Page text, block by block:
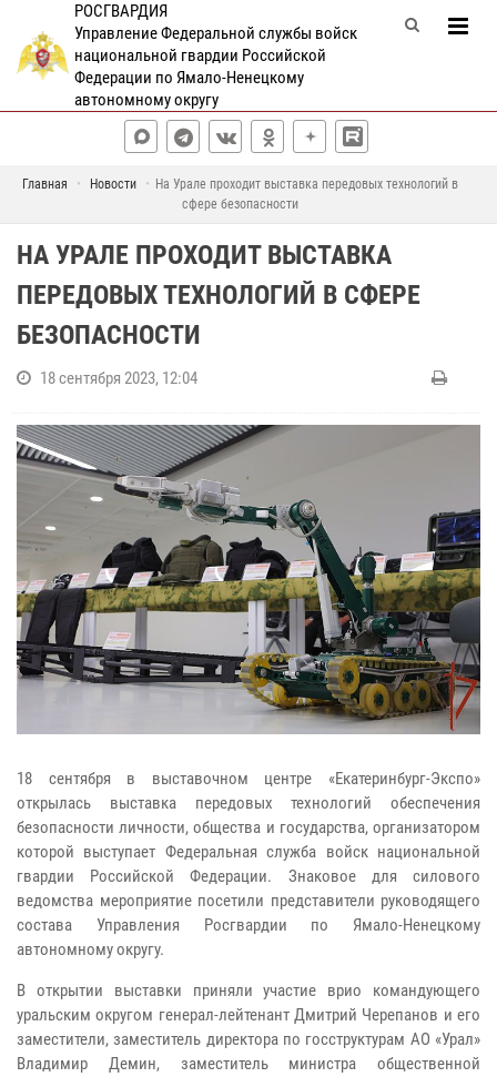
РОСГВАРДИЯ
Управление Федеральной службы войск
национальной гвардии Российской
Федерации по Ямало-Ненецкому
автономному округу
Главная Новости
На Урале проходит выставка передовых технологий в
сфере безопасности
НА УРАЛЕ ПРОХОДИТ ВЫСТАВКА
ПЕРЕДОВЫХ ТЕХНОЛОГИЙ В СФЕРЕ
БЕЗОПАСНОСТИ
18 сентября 2023, 12:04
18 сентября в выставочном центре «Екатеринбург-Экспо»
открылась выставка передовых технологий обеспечения
безопасности личности, общества и государства, организатором
которой выступает Федеральная служба войск национальной
гвардии Российской Федерации. Знаковое для силового
ведомства мероприятие посетили представители руководящего
состава Управления Росгвардии по Ямало-Ненецкому
автономному округу.
В открытии выставки приняли участие врио командующего
уральским округом генерал-лейтенант Дмитрий Черепанов и его
заместители, заместитель директора по госструктурам АО «Урал»
Владимир Демин, заместитель министра общественной